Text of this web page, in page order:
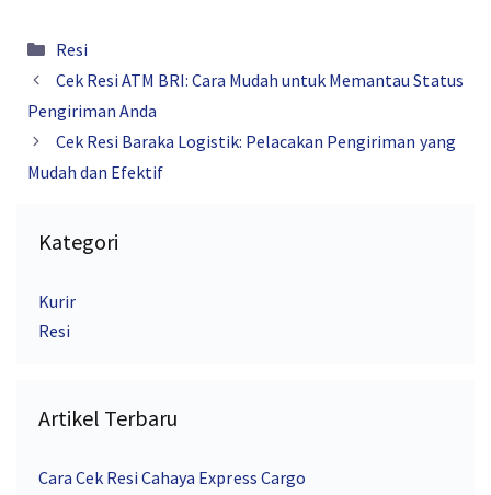
Kategori
Resi
Cek Resi ATM BRI: Cara Mudah untuk Memantau Status
Pengiriman Anda
Cek Resi Baraka Logistik: Pelacakan Pengiriman yang
Mudah dan Efektif
Kategori
Kurir
Resi
Artikel Terbaru
Cara Cek Resi Cahaya Express Cargo